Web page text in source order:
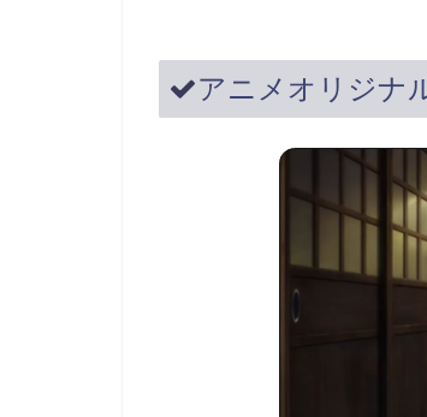
アニメオリジナ